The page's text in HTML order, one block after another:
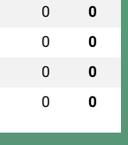
0 0
0 0
0 0
0 0